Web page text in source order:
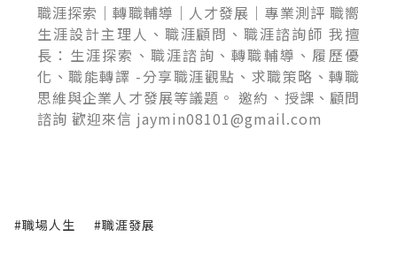
職涯探索｜轉職輔導｜人才發展｜專業測評 職嚮
生涯設計主理人、職涯顧問、職涯諮詢師 我擅
長：生涯探索、職涯諮詢、轉職輔導、履歷優
化、職能轉譯 -分享職涯觀點、求職策略、轉職
思維與企業人才發展等議題。 邀約、授課、顧問
諮詢 歡迎來信 jaymin08101@gmail.com
#職場人生 #職涯發展